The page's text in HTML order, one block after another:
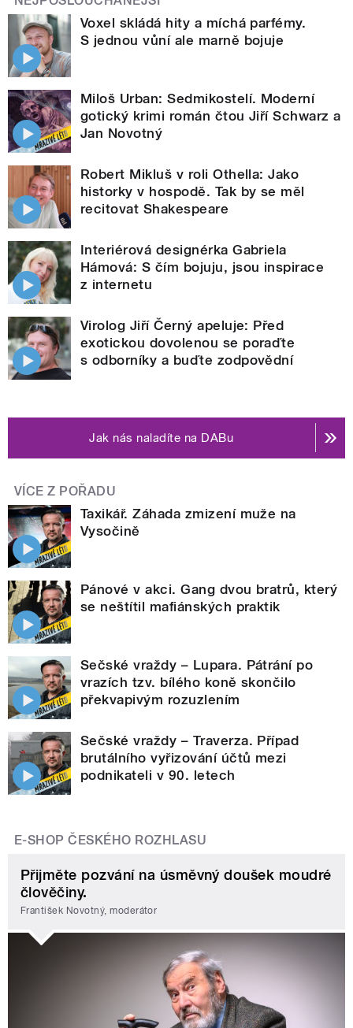
Voxel skládá hity a míchá parfémy.
S jednou vůní ale marně bojuje
Miloš Urban: Sedmikostelí. Moderní
gotický krimi román čtou Jiří Schwarz a
Jan Novotný
Robert Mikluš v roli Othella: Jako
historky v hospodě. Tak by se měl
recitovat Shakespeare
Interiérová designérka Gabriela
Hámová: S čím bojuju, jsou inspirace
z internetu
Virolog Jiří Černý apeluje: Před
exotickou dovolenou se poraďte
s odborníky a buďte zodpovědní
Jak nás naladíte na DABu
VÍCE Z POŘADU
Taxikář. Záhada zmizení muže na
Vysočině
Pánové v akci. Gang dvou bratrů, který
se neštítil mafiánských praktik
Sečské vraždy – Lupara. Pátrání po
vrazích tzv. bílého koně skončilo
překvapivým rozuzlením
Sečské vraždy – Traverza. Případ
brutálního vyřizování účtů mezi
podnikateli v 90. letech
E-SHOP ČESKÉHO ROZHLASU
Přijměte pozvání na úsměvný doušek moudré
člověčiny.
František Novotný, moderátor